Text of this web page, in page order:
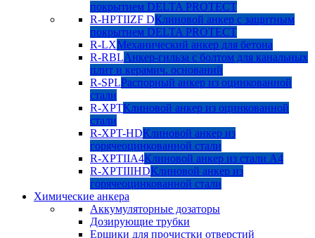
покрытием DELTA PROTECT
R-HPTIIZF DКлиновой анкер с защитным
покрытием DELTA PROTECT
R-LXМеханический анкер для бетона
R-RBLАнкер-гильза с болтом для канальных
плит и керамич. оснований
R-SPLРаспорный анкер из оцинкованной
стали
R-XPTКлиновой анкер из оцинкованной
стали
R-XPT-HDКлиновой анкер из
горячеоцинкованной стали
R-XPTIIA4Клиновой анкер из стали А4
R-XPTIIIHDКлиновой анкер из
горячеоцинкованной стали
Химические анкера
Аккумуляторные дозаторы
Дозирующие трубки
Ершики для прочистки отверстий